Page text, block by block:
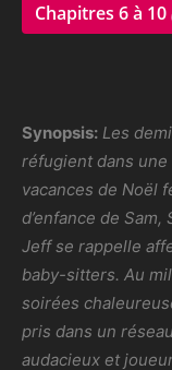
Chapitres 6 à 10
Synopsis: Les
réfugient dans
vacances de Noël
d’enfance de
Jeff se rappelle
baby-sitters. Au
soirées
pris dans un
audacieux et